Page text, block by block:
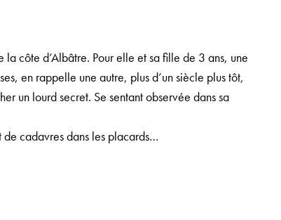
côte d’Albâtre. Pour elle et sa fille de 3 ans, une
en rappelle une autre, plus d’un siècle plus tôt,
un lourd secret. Se sentant observée dans sa
cadavres dans les placards…